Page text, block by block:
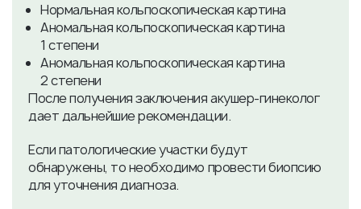
Нормальная кольпоскопическая картина
Аномальная кольпоскопическая картина
1 степени
Аномальная кольпоскопическая картина
2 степени
После получения заключения акушер-гинеколог
дает дальнейшие рекомендации.
Если патологические участки будут
обнаружены, то необходимо провести биопсию
для уточнения диагноза.